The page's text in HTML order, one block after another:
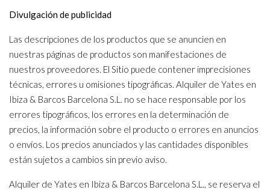
Divulgación de publicidad
Las descripciones de los productos que se anuncien en
nuestras páginas de productos son manifestaciones de
nuestros proveedores. El Sitio puede contener imprecisiones
técnicas, errores u omisiones tipográficas. Alquiler de Yates en
Ibiza & Barcos Barcelona S.L. no se hace responsable por los
errores tipográficos, los errores en la determinación de
precios, la información sobre el producto o errores en anuncios
o envíos. Los precios anunciados y las cantidades disponibles
están sujetos a cambios sin previo aviso.
Alquiler de Yates en Ibiza & Barcos Barcelona S.L., se reserva el